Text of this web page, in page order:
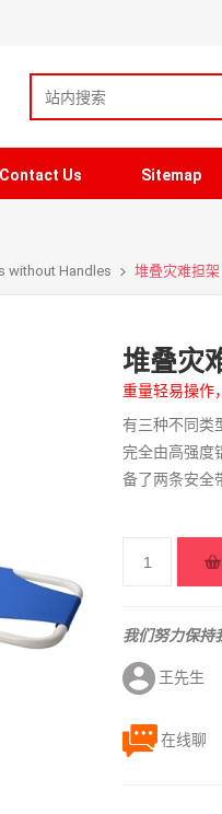
Contact Us Sitemap
without Handles 堆叠灾难担架
堆叠灾
重量轻易操作
有三种不同类
完全由高强度
备了两条安全
我们努力保持
王先生
在线聊